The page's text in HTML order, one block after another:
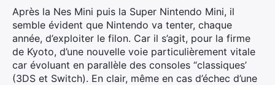
Après la Nes Mini puis la Super Nintendo Mini, il
semble évident que Nintendo va tenter, chaque
année, d’exploiter le filon. Car il s’agit, pour la firme
de Kyoto, d’une nouvelle voie particulièrement vitale
car évoluant en parallèle des consoles “classiques’
(3DS et Switch). En clair, même en cas d’échec d’une